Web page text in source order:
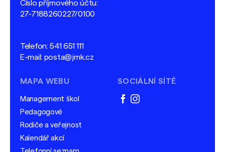
Číslo příjmového účtu:
27-7188260227/0100
Telefon:541 651 111
E-mail: posta@jmk.cz
MAPA WEBU
Management škol
Pedagogové
Rodiče a veřejnost
Kalendář akcí
SOCIÁLNÍ SÍTĚ
facebook
instagram